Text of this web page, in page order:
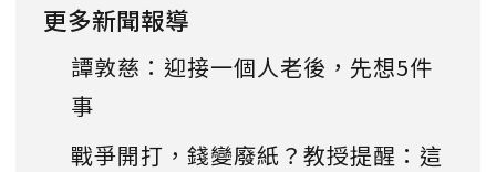
更多新聞報導
譚敦慈：迎接一個人老後，先想5件
事
戰爭開打，錢變廢紙？教授提醒：這